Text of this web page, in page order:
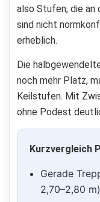
also Stufen, die an
sind nicht
erheblich.
Die
noch mehr Platz,
Keilstufen. Mit
ohne Podest
Kurzvergleich
Gerade
2,70–2,80 m)